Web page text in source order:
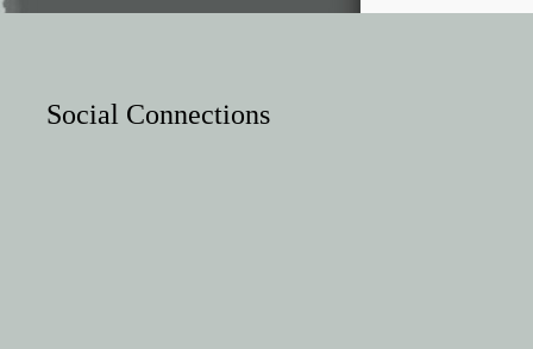
Social Connections